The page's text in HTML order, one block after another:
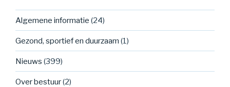
Algemene informatie (24)
Gezond, sportief en duurzaam (1)
Nieuws (399)
Over bestuur(2)